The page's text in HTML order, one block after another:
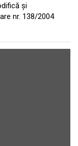
şi
nr. 138/2004